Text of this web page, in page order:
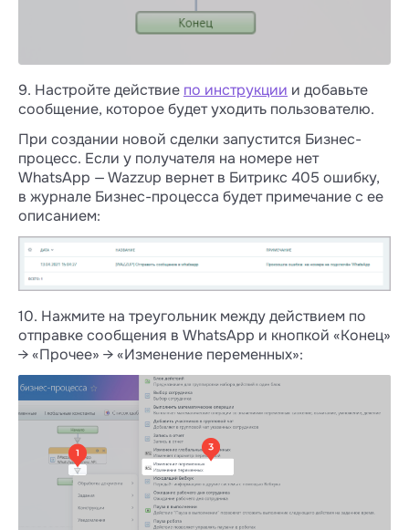
9. Настройте действие по инструкции и добавьте
сообщение, которое будет уходить пользователю.
При создании новой сделки запустится Бизнес-
процесс. Если у получателя на номере нет
WhatsApp — Wazzup вернет в Битрикс 405 ошибку,
в журнале Бизнес-процесса будет примечание с ее
описанием:
10. Нажмите на треугольник между действием по
отправке сообщения в WhatsApp и кнопкой «Конец»
→ «Прочее» → «Изменение переменных»: